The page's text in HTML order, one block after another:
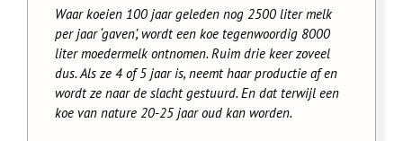
Waar koeien 100 jaar geleden nog 2500 liter melk
per jaar ‘gaven’, wordt een koe tegenwoordig 8000
liter moedermelk ontnomen. Ruim drie keer zoveel
dus. Als ze 4 of 5 jaar is, neemt haar productie af en
wordt ze naar de slacht gestuurd. En dat terwijl een
koe van nature 20-25 jaar oud kan worden.